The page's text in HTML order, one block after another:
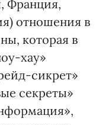
Франция,
отношения в
которая в
хау»
сикрет»
секреты»